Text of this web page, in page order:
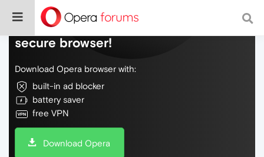
Do more on the web, with a fast and
secure browser!
Download Opera browser with:
built-in ad blocker
battery saver
free VPN
Download Opera